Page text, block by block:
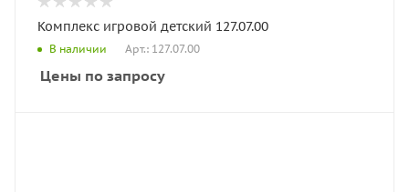
Комплекс игровой детский 127.07.00
В наличии Арт.: 127.07.00
Цены по запросу